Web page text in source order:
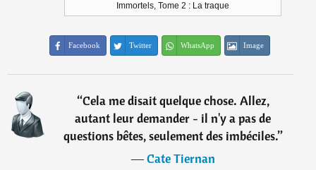
Immortels, Tome 2 : La traque
Facebook Twitter WhatsApp Image
“Cela me disait quelque chose. Allez,
autant leur demander - il n'y a pas de
questions bêtes, seulement des imbéciles.”
―Cate Tiernan